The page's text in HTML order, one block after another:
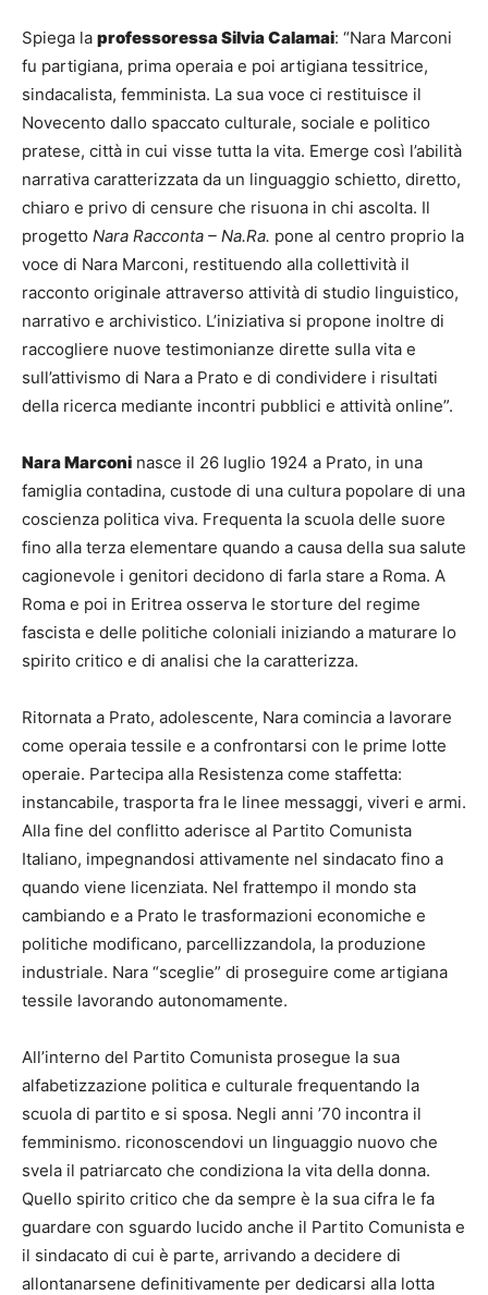
Spiega la professoressa Silvia Calamai: “Nara Marconi
fu partigiana, prima operaia e poi artigiana tessitrice,
sindacalista, femminista. La sua voce ci restituisce il
Novecento dallo spaccato culturale, sociale e politico
pratese, città in cui visse tutta la vita. Emerge così l’abilità
narrativa caratterizzata da un linguaggio schietto, diretto,
chiaro e privo di censure che risuona in chi ascolta. Il
progetto Nara Racconta – Na.Ra. pone al centro proprio la
voce di Nara Marconi, restituendo alla collettività il
racconto originale attraverso attività di studio linguistico,
narrativo e archivistico. L’iniziativa si propone inoltre di
raccogliere nuove testimonianze dirette sulla vita e
sull’attivismo di Nara a Prato e di condividere i risultati
della ricerca mediante incontri pubblici e attività online”.
Nara Marconi nasce il 26 luglio 1924 a Prato, in una
famiglia contadina, custode di una cultura popolare di una
coscienza politica viva. Frequenta la scuola delle suore
fino alla terza elementare quando a causa della sua salute
cagionevole i genitori decidono di farla stare a Roma. A
Roma e poi in Eritrea osserva le storture del regime
fascista e delle politiche coloniali iniziando a maturare lo
spirito critico e di analisi che la caratterizza.
Ritornata a Prato, adolescente, Nara comincia a lavorare
come operaia tessile e a confrontarsi con le prime lotte
operaie. Partecipa alla Resistenza come staffetta:
instancabile, trasporta fra le linee messaggi, viveri e armi.
Alla fine del conflitto aderisce al Partito Comunista
Italiano, impegnandosi attivamente nel sindacato fino a
quando viene licenziata. Nel frattempo il mondo sta
cambiando e a Prato le trasformazioni economiche e
politiche modificano, parcellizzandola, la produzione
industriale. Nara “sceglie” di proseguire come artigiana
tessile lavorando autonomamente.
All’interno del Partito Comunista prosegue la sua
alfabetizzazione politica e culturale frequentando la
scuola di partito e si sposa. Negli anni ’70 incontra il
femminismo. riconoscendovi un linguaggio nuovo che
svela il patriarcato che condiziona la vita della donna.
Quello spirito critico che da sempre è la sua cifra le fa
guardare con sguardo lucido anche il Partito Comunista e
il sindacato di cui è parte, arrivando a decidere di
allontanarsene definitivamente per dedicarsi alla lotta